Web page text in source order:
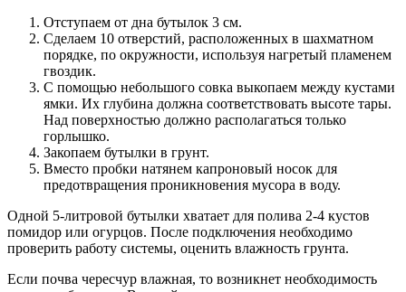
Отступаем от дна бутылок 3 см.
Сделаем 10 отверстий, расположенных в шахматном
порядке, по окружности, используя нагретый пламенем
гвоздик.
С помощью небольшого совка выкопаем между кустами
ямки. Их глубина должна соответствовать высоте тары.
Над поверхностью должно располагаться только
горлышко.
Закопаем бутылки в грунт.
Вместо пробки натянем капроновый носок для
предотвращения проникновения мусора в воду.
Одной 5-литровой бутылки хватает для полива 2-4 кустов
помидор или огурцов. После подключения необходимо
проверить работу системы, оценить влажность грунта.
Если почва чересчур влажная, то возникнет необходимость